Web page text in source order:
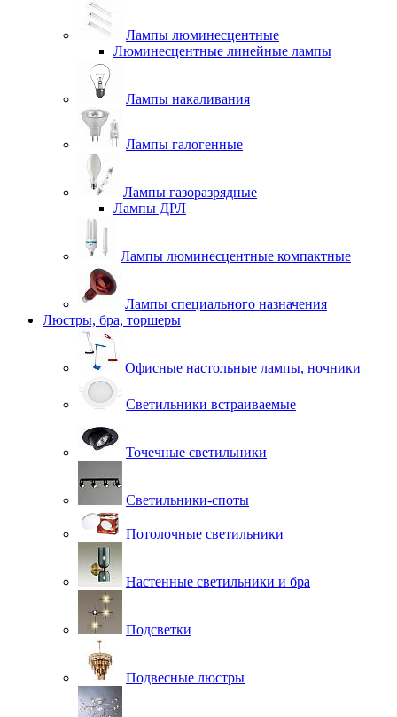
Лампы люминесцентные
Люминесцентные линейные лампы
Лампы накаливания
Лампы галогенные
Лампы газоразрядные
Лампы ДРЛ
Лампы люминесцентные компактные
Лампы специального назначения
Люстры, бра, торшеры
Офисные настольные лампы, ночники
Светильники встраиваемые
Точечные светильники
Светильники-споты
Потолочные светильники
Настенные светильники и бра
Подсветки
Подвесные люстры